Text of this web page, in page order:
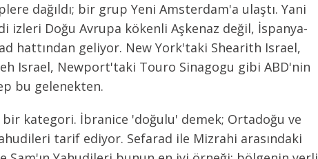
dağıldı; bir grup Yeni Amsterdam'a ulaştı. Yani
izleri Doğu Avrupa kökenli Aşkenaz değil, İspanya-
hattından geliyor. New York'taki Shearith Israel,
Israel, Newport'taki Touro Sinagogu gibi ABD'nin
bu gelenekten.
bir kategori. İbranice 'doğulu' demek; Ortadoğu ve
tarif ediyor. Sefarad ile Mizrahi arasındaki